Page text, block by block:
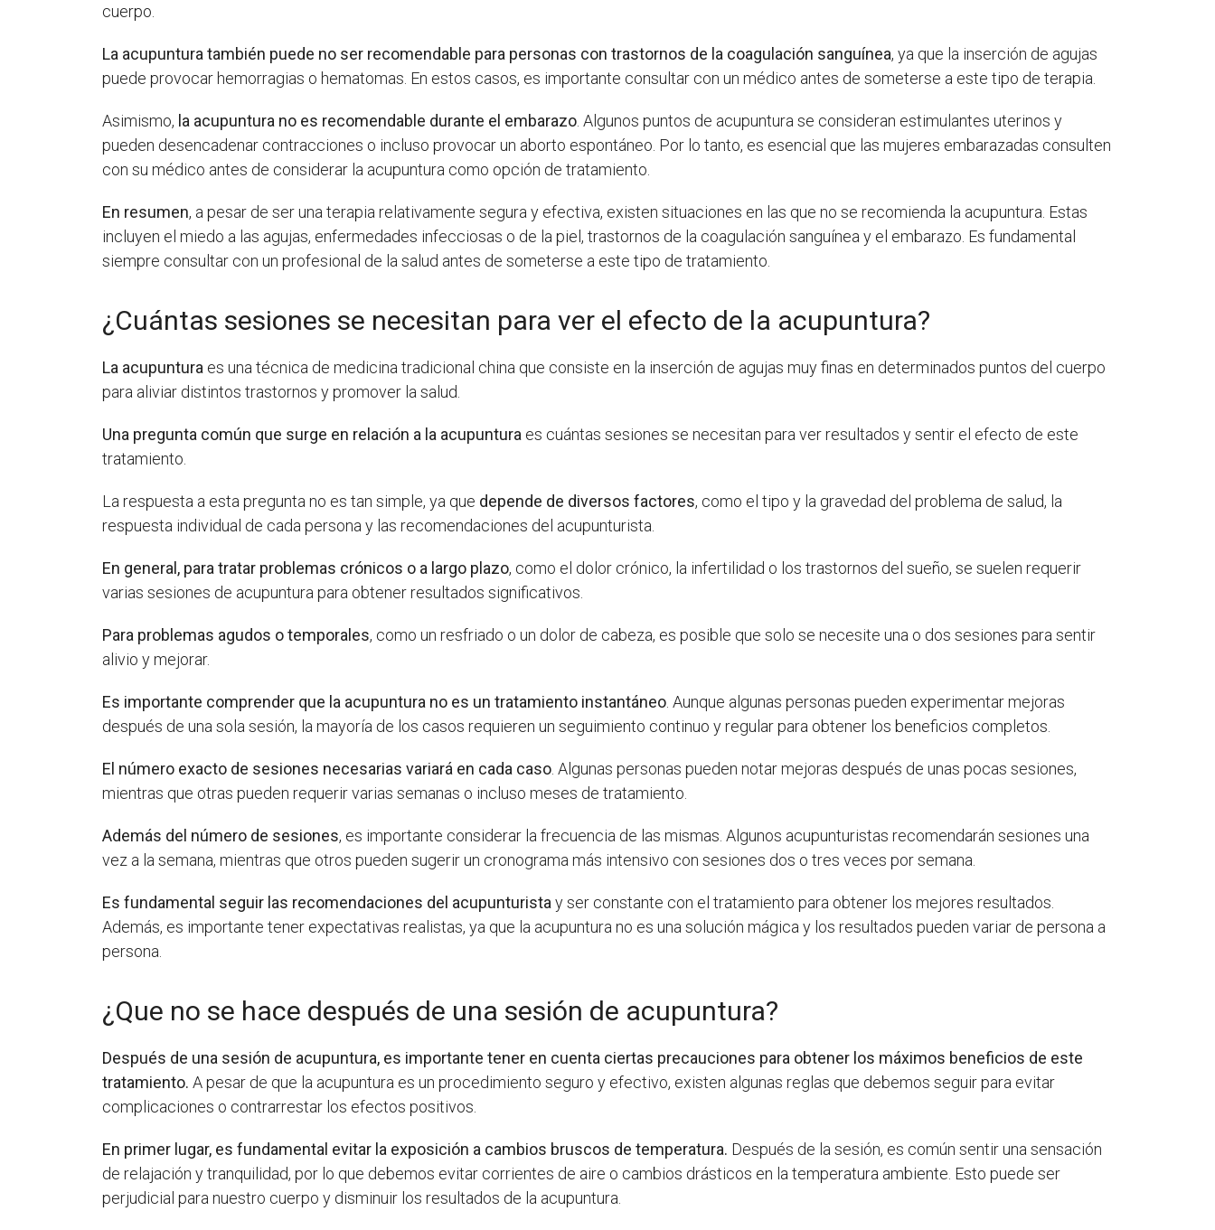
cuerpo.
La acupuntura también puede no ser recomendable para personas con trastornos de la coagulación sanguínea, ya que la inserción de agujas
puede provocar hemorragias o hematomas. En estos casos, es importante consultar con un médico antes de someterse a este tipo de terapia.
Asimismo, la acupuntura no es recomendable durante el embarazo . Algunos puntos de acupuntura se consideran estimulantes uterinos y
pueden desencadenar contracciones o incluso provocar un aborto espontáneo. Por lo tanto, es esencial que las mujeres embarazadas consulten
con su médico antes de considerar la acupuntura como opción de tratamiento.
En resumen, a pesar de ser una terapia relativamente segura y efectiva, existen situaciones en las que no se recomienda la acupuntura. Estas
incluyen el miedo a las agujas, enfermedades infecciosas o de la piel, trastornos de la coagulación sanguínea y el embarazo. Es fundamental
siempre consultar con un profesional de la salud antes de someterse a este tipo de tratamiento.
¿Cuántas sesiones se necesitan para ver el efecto de la acupuntura?
La acupuntura es una técnica de medicina tradicional china que consiste en la inserción de agujas muy finas en determinados puntos del cuerpo
para aliviar distintos trastornos y promover la salud.
Una pregunta común que surge en relación a la acupuntura es cuántas sesiones se necesitan para ver resultados y sentir el efecto de este
tratamiento.
La respuesta a esta pregunta no es tan simple, ya que depende de diversos factores, como el tipo y la gravedad del problema de salud, la
respuesta individual de cada persona y las recomendaciones del acupunturista.
En general, para tratar problemas crónicos o a largo plazo, como el dolor crónico, la infertilidad o los trastornos del sueño, se suelen requerir
varias sesiones de acupuntura para obtener resultados significativos.
Para problemas agudos o temporales, como un resfriado o un dolor de cabeza, es posible que solo se necesite una o dos sesiones para sentir
alivio y mejorar.
Es importante comprender que la acupuntura no es un tratamiento instantáneo . Aunque algunas personas pueden experimentar mejoras
después de una sola sesión, la mayoría de los casos requieren un seguimiento continuo y regular para obtener los beneficios completos.
El número exacto de sesiones necesarias variará en cada caso . Algunas personas pueden notar mejoras después de unas pocas sesiones,
mientras que otras pueden requerir varias semanas o incluso meses de tratamiento.
Además del número de sesiones, es importante considerar la frecuencia de las mismas. Algunos acupunturistas recomendarán sesiones una
vez a la semana, mientras que otros pueden sugerir un cronograma más intensivo con sesiones dos o tres veces por semana.
Es fundamental seguir las recomendaciones del acupunturista y ser constante con el tratamiento para obtener los mejores resultados.
Además, es importante tener expectativas realistas, ya que la acupuntura no es una solución mágica y los resultados pueden variar de persona a
persona.
¿Que no se hace después de una sesión de acupuntura?
Después de una sesión de acupuntura, es importante tener en cuenta ciertas precauciones para obtener los máximos beneficios de este
tratamiento. A pesar de que la acupuntura es un procedimiento seguro y efectivo, existen algunas reglas que debemos seguir para evitar
complicaciones o contrarrestar los efectos positivos.
En primer lugar, es fundamental evitar la exposición a cambios bruscos de temperatura. Después de la sesión, es común sentir una sensación
de relajación y tranquilidad, por lo que debemos evitar corrientes de aire o cambios drásticos en la temperatura ambiente. Esto puede ser
perjudicial para nuestro cuerpo y disminuir los resultados de la acupuntura.